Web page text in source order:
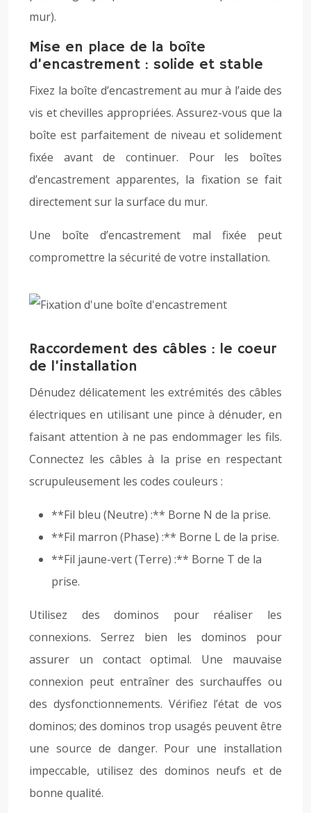
mur).
Mise en place de la boîte
d’encastrement : solide et stable
Fixez la boîte d’encastrement au mur à l’aide des
vis et chevilles appropriées. Assurez-vous que la
boîte est parfaitement de niveau et solidement
fixée avant de continuer. Pour les boîtes
d’encastrement apparentes, la fixation se fait
directement sur la surface du mur.
Une boîte d’encastrement mal fixée peut
compromettre la sécurité de votre installation.
Raccordement des câbles : le coeur
de l’installation
Dénudez délicatement les extrémités des câbles
électriques en utilisant une pince à dénuder, en
faisant attention à ne pas endommager les fils.
Connectez les câbles à la prise en respectant
scrupuleusement les codes couleurs :
**Fil bleu (Neutre) :** Borne N de la prise.
**Fil marron (Phase) :** Borne L de la prise.
**Fil jaune-vert (Terre) :** Borne T de la
prise.
Utilisez des dominos pour réaliser les
connexions. Serrez bien les dominos pour
assurer un contact optimal. Une mauvaise
connexion peut entraîner des surchauffes ou
des dysfonctionnements. Vérifiez l’état de vos
dominos; des dominos trop usagés peuvent être
une source de danger. Pour une installation
impeccable, utilisez des dominos neufs et de
bonne qualité.